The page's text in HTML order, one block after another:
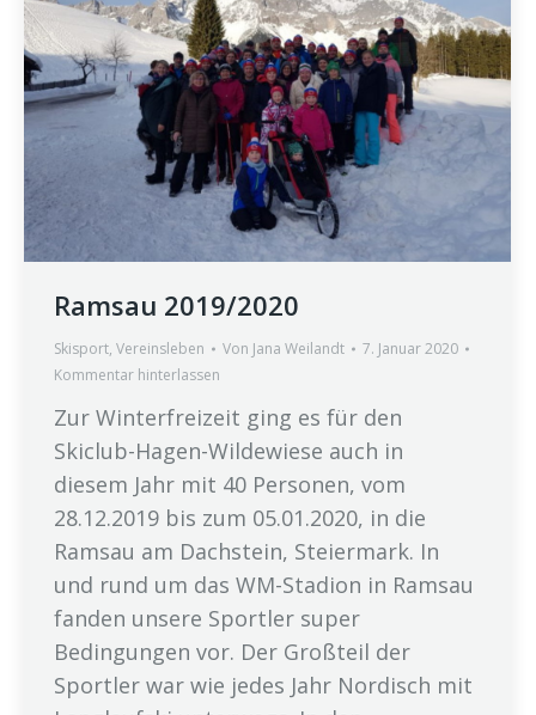
Ramsau 2019/2020
Skisport, Vereinsleben Von Jana Weilandt
7. Januar 2020
Kommentar hinterlassen
Zur Winterfreizeit ging es für den
Skiclub-Hagen-Wildewiese auch in
diesem Jahr mit 40 Personen, vom
28.12.2019 bis zum 05.01.2020, in die
Ramsau am Dachstein, Steiermark. In
und rund um das WM-Stadion in Ramsau
fanden unsere Sportler super
Bedingungen vor. Der Großteil der
Sportler war wie jedes Jahr Nordisch mit